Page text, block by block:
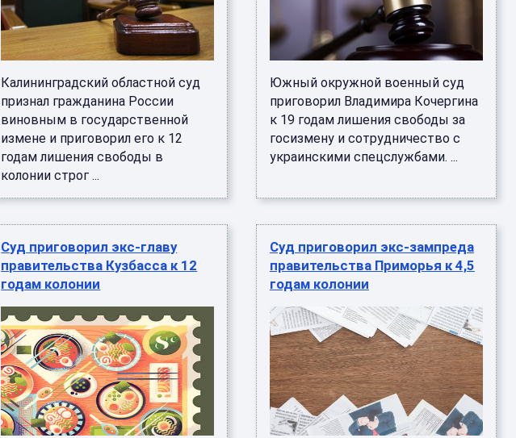
Калининградский областной суд
признал гражданина России
виновным в государственной
измене и приговорил его к 12
годам лишения свободы в
колонии строг ...
Южный окружной военный суд
приговорил Владимира Кочергина
к 19 годам лишения свободы за
госизмену и сотрудничество с
украинскими спецслужбами. ...
Суд приговорил экс-главу
правительства Кузбасса к 12
годам колонии
Суд приговорил экс-зампреда
правительства Приморья к 4,5
годам колонии